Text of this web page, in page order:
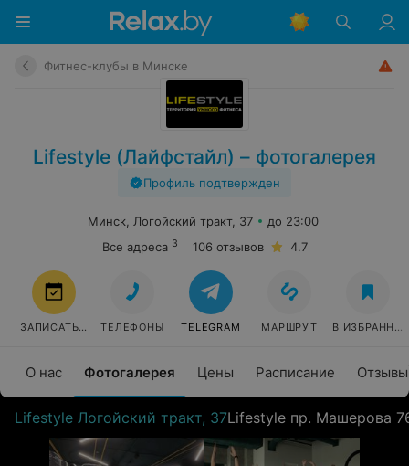
Фитнес-клубы в Минске
Lifestyle (Лайфстайл) – фотогалерея
Профиль подтвержден
О нас Фотогалерея Цены Расписание Отзывы
Минск, Логойский тракт, 37
до 23:00
Все адреса 3 106 отзывов 4.7
ЗАПИСАТЬСЯ ТЕЛЕФОНЫ TELEGRAM МАРШРУТ В ИЗБРАННОЕ
Lifestyle Логойский тракт, 37Lifestyle пр. Машерова